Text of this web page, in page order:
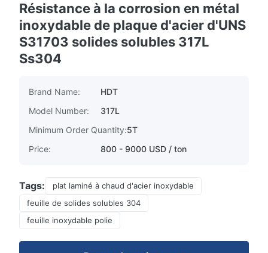
Résistance à la corrosion en métal
inoxydable de plaque d'acier d'UNS
S31703 solides solubles 317L
Ss304
Brand Name:
HDT
Model Number:
317L
Minimum Order Quantity:5T
Price:
800 - 9000 USD / ton
Tags:
plat laminé à chaud d'acier inoxydable
feuille de solides solubles 304
feuille inoxydable polie